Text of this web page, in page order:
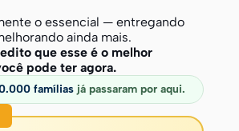
o essencial — entregando
ainda mais.
que esse é o melhor
pode ter agora.
famílias já passaram por aqui.